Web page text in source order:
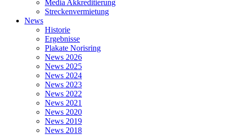
Media Akkreditierung
Streckenvermietung
News
Historie
Ergebnisse
Plakate Norisring
News 2026
News 2025
News 2024
News 2023
News 2022
News 2021
News 2020
News 2019
News 2018